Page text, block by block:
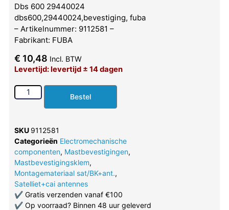
Dbs 600 29440024
dbs600,29440024,bevestiging, fuba
– Artikelnummer: 9112581 –
Fabrikant: FUBA
€ 10,48 Incl. BTW
Levertijd: levertijd ± 14 dagen
Bestel
SKU 9112581
Categorieën Electromechanische
componenten, Mastbevestigingen,
Mastbevestigingsklem,
Montagemateriaal sat/BK+ant.,
Satelliet+cai antennes
✔Gratis verzenden vanaf €100
✔Op voorraad? Binnen 48 uur geleverd